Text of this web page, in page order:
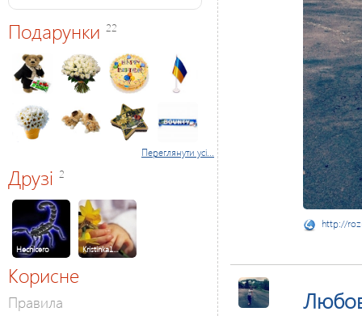
Подарунки 22
Переглянути усі...
Друзі 2
Hechicero Kristinka1…
Корисне
Правила
http://